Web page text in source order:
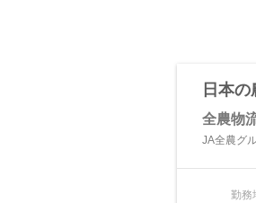
日本
全農物
JA全農グ
勤務